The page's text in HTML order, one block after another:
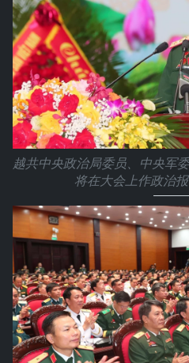
越共中央政治局委员、中央军
将在大会上作政治